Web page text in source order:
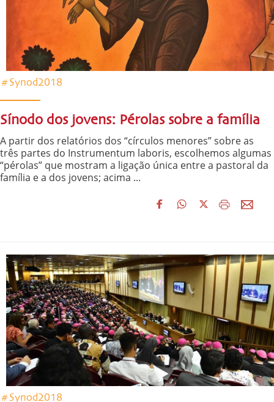
#Synod2018
Sínodo dos jovens: Pérolas sobre a família
A partir dos relatórios dos “círculos menores” sobre as
três partes do Instrumentum laboris, escolhemos algumas
“pérolas” que mostram a ligação única entre a pastoral da
família e a dos jovens; acima ...
#Synod2018